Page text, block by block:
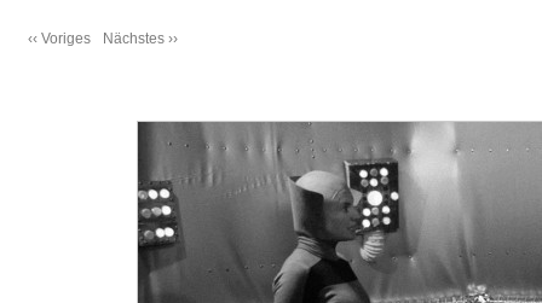
‹‹ Voriges Nächstes ››